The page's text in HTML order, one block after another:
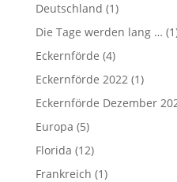
Deutschland (1)
Die Tage werden lang …
Eckernförde (4)
Eckernförde 2022(1)
Eckernförde Dezember
Europa (5)
Florida (12)
Frankreich (1)